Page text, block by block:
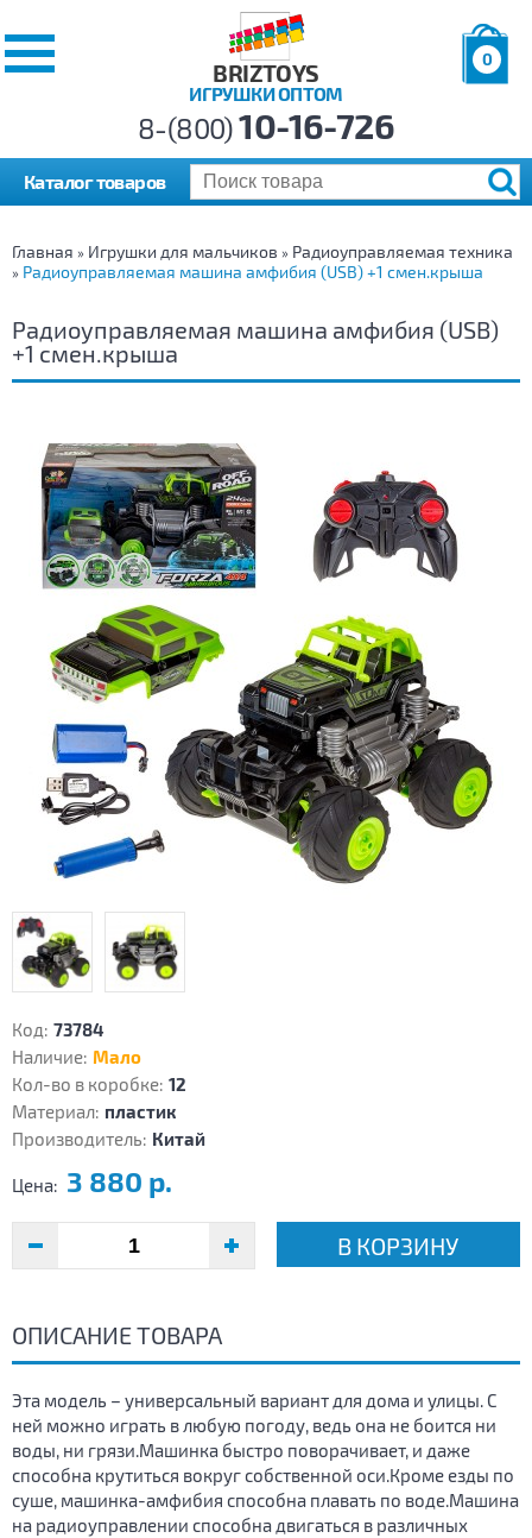
BRIZTOYS
ИГРУШКИ ОПТОМ
0
р.
8-(800)10-16-726
Каталог товаров
Главная » Игрушки для мальчиков » Радиоуправляемая техника
» Радиоуправляемая машина амфибия (USB) +1 смен.крыша
Радиоуправляемая машина амфибия (USB)
+1 смен.крыша
Код: 73784
Наличие: Мало
Кол-во в коробке: 12
Материал: пластик
Производитель: Китай
Цена: 3 880 р.
В КОРЗИНУ
ОПИСАНИЕ ТОВАРА
Эта модель – универсальный вариант для дома и улицы. С
ней можно играть в любую погоду, ведь она не боится ни
воды, ни грязи.Машинка быстро поворачивает, и даже
способна крутиться вокруг собственной оси.Кроме езды по
суше, машинка-амфибия способна плавать по воде.Машина
на радиоуправлении способна двигаться в различных